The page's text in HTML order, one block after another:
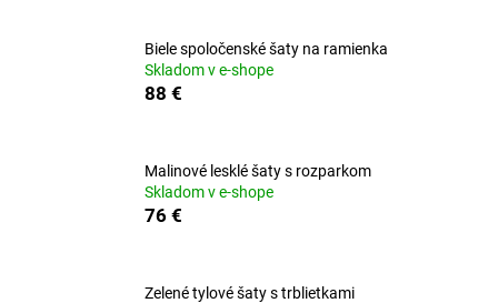
Biele spoločenské šaty na ramienka
Skladom v e-shope
88 €
Malinové lesklé šaty s rozparkom
Skladom v e-shope
76 €
Zelené tylové šaty s trblietkami